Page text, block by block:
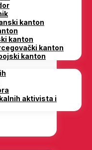
kanton
kanton
kanton
kanton
aktivista i